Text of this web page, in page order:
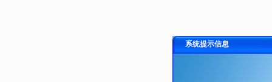
系统提示信息